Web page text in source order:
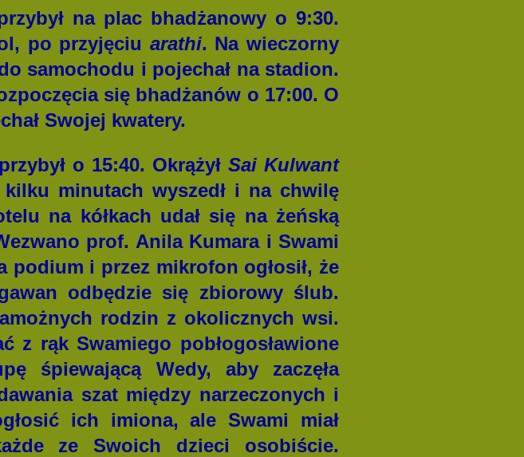
na plac bhadżanowy o 9:30.
po przyjęciu arathi. Na wieczorny
samochodu i pojechał na stadion.
się bhadżanów o 17:00. O
Swojej kwatery.
o 15:40. Okrążył Sai Kulwant
minutach wyszedł i na chwilę
na kółkach udał się na żeńską
prof. Anila Kumara i Swami
podium i przez mikrofon ogłosił, że
odbędzie się zbiorowy ślub.
rodzin z okolicznych wsi.
z rąk Swamiego pobłogosławione
śpiewającą Wedy, aby zaczęła
szat między narzeczonych i
ich imiona, ale Swami miał
ze Swoich dzieci osobiście.